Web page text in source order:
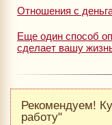
Отношения с
Еще один способ
сделает вашу
Рекомендуем!
работу"